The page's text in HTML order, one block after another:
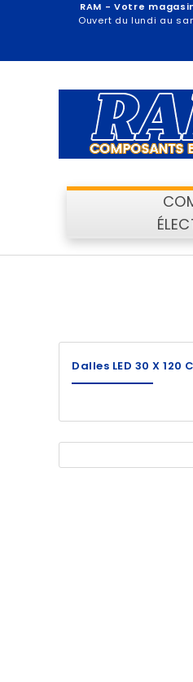
RAM - Votre
Ouvert du lundi au
Dalles LED 30 X 120